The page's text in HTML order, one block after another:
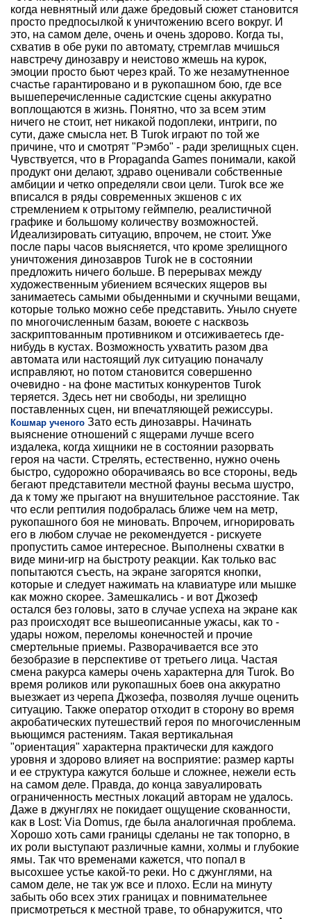
когда невнятный или даже бредовый сюжет становится
просто предпосылкой к уничтожению всего вокруг. И
это, на самом деле, очень и очень здорово. Когда ты,
схватив в обе руки по автомату, стремглав мчишься
навстречу динозавру и неистово жмешь на курок,
эмоции просто бьют через край. То же незамутненное
счастье гарантировано и в рукопашном бою, где все
вышеперечисленные садистские сцены аккуратно
воплощаются в жизнь. Понятно, что за всем этим
ничего не стоит, нет никакой подоплеки, интриги, по
сути, даже смысла нет. В Turok играют по той же
причине, что и смотрят "Рэмбо" - ради зрелищных сцен.
Чувствуется, что в Propaganda Games понимали, какой
продукт они делают, здраво оценивали собственные
амбиции и четко определяли свои цели. Turok все же
вписался в ряды современных экшенов с их
стремлением к отрытому геймпелю, реалистичной
графике и большому количеству возможностей.
Идеализировать ситуацию, впрочем, не стоит. Уже
после пары часов выясняется, что кроме зрелищного
уничтожения динозавров Turok не в состоянии
предложить ничего больше. В перерывах между
художественным убиением всяческих ящеров вы
занимаетесь самыми обыденными и скучными вещами,
которые только можно себе представить. Уныло снуете
по многочисленным базам, воюете с насквозь
заскриптованным противником и отсиживаетесь где-
нибудь в кустах. Возможность ухватить разом два
автомата или настоящий лук ситуацию поначалу
исправляют, но потом становится совершенно
очевидно - на фоне маститых конкурентов Turok
теряется. Здесь нет ни свободы, ни зрелищно
поставленных сцен, ни впечатляющей режиссуры.
Кошмар ученого Зато есть динозавры. Начинать
выяснение отношений с ящерами лучше всего
издалека, когда хищники не в состоянии разорвать
героя на части. Стрелять, естественно, нужно очень
быстро, судорожно оборачиваясь во все стороны, ведь
бегают представители местной фауны весьма шустро,
да к тому же прыгают на внушительное расстояние. Так
что если рептилия подобралась ближе чем на метр,
рукопашного боя не миновать. Впрочем, игнорировать
его в любом случае не рекомендуется - рискуете
пропустить самое интересное. Выполнены схватки в
виде мини-игр на быстроту реакции. Как только вас
попытаются съесть, на экране загорятся кнопки,
которые и следует нажимать на клавиатуре или мышке
как можно скорее. Замешкались - и вот Джозеф
остался без головы, зато в случае успеха на экране как
раз происходят все вышеописанные ужасы, как то -
удары ножом, переломы конечностей и прочие
смертельные приемы. Разворачивается все это
безобразие в перспективе от третьего лица. Частая
смена ракурса камеры очень характерна для Turok. Во
время роликов или рукопашных боев она аккуратно
выезжает из черепа Джозефа, позволяя лучше оценить
ситуацию. Также оператор отходит в сторону во время
акробатических путешествий героя по многочисленным
вьющимся растениям. Такая вертикальная
"ориентация" характерна практически для каждого
уровня и здорово влияет на восприятие: размер карты
и ее структура кажутся больше и сложнее, нежели есть
на самом деле. Правда, до конца завуалировать
ограниченность местных локаций авторам не удалось.
Даже в джунглях не покидает ощущение скованности,
как в Lost: Via Domus, где была аналогичная проблема.
Хорошо хоть сами границы сделаны не так топорно, в
их роли выступают различные камни, холмы и глубокие
ямы. Так что временами кажется, что попал в
высохшее устье какой-то реки. Но с джунглями, на
самом деле, не так уж все и плохо. Если на минуту
забыть обо всех этих границах и повнимательнее
присмотреться к местной траве, то обнаружится, что